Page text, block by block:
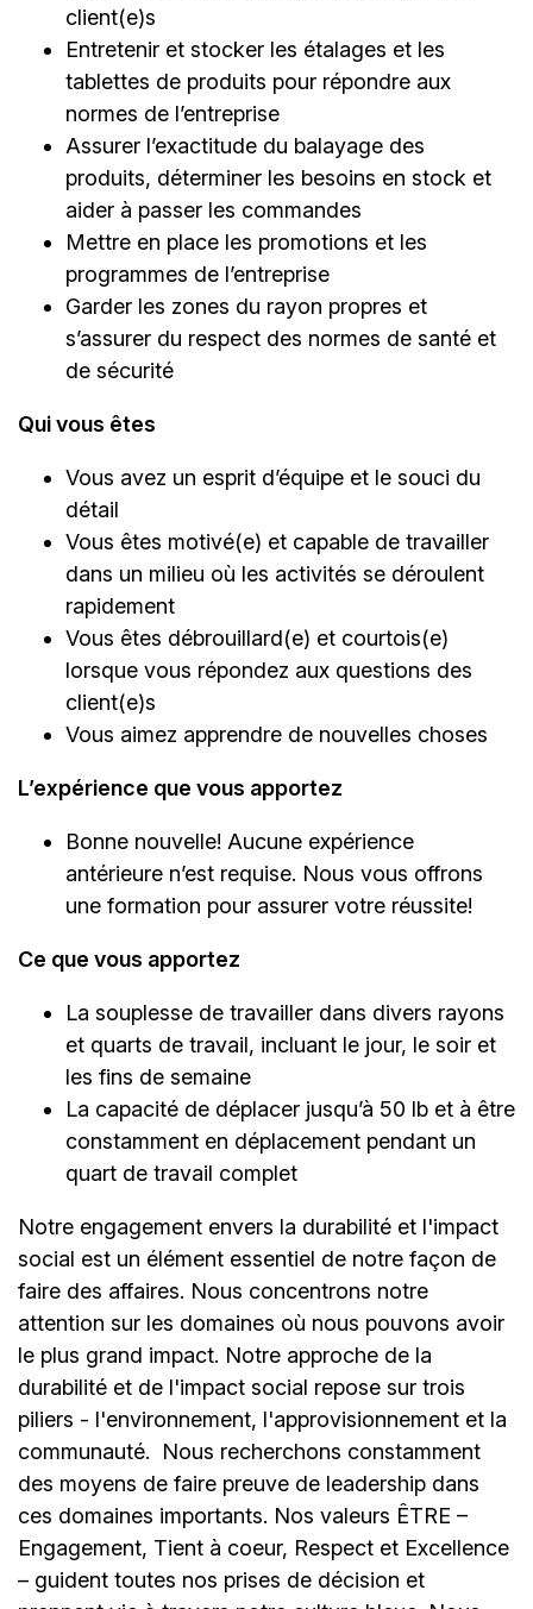
client(e)s
Entretenir et stocker les étalages et les
tablettes de produits pour répondre aux
normes de l’entreprise
Assurer l’exactitude du balayage des
produits, déterminer les besoins en stock et
aider à passer les commandes
Mettre en place les promotions et les
programmes de l’entreprise
Garder les zones du rayon propres et
s’assurer du respect des normes de santé et
de sécurité
Qui vous êtes
Vous avez un esprit d’équipe et le souci du
détail
Vous êtes motivé(e) et capable de travailler
dans un milieu où les activités se déroulent
rapidement
Vous êtes débrouillard(e) et courtois(e)
lorsque vous répondez aux questions des
client(e)s
Vous aimez apprendre de nouvelles choses
L’expérience que vous apportez
Bonne nouvelle! Aucune expérience
antérieure n’est requise. Nous vous offrons
une formation pour assurer votre réussite!
Ce que vous apportez
La souplesse de travailler dans divers rayons
et quarts de travail, incluant le jour, le soir et
les fins de semaine
La capacité de déplacer jusqu’à 50 lb et à être
constamment en déplacement pendant un
quart de travail complet
Notre engagement envers la durabilité et l'impact
social est un élément essentiel de notre façon de
faire des affaires. Nous concentrons notre
attention sur les domaines où nous pouvons avoir
le plus grand impact. Notre approche de la
durabilité et de l'impact social repose sur trois
piliers - l'environnement, l'approvisionnement et la
communauté.
Nous recherchons constamment
des moyens de faire preuve de leadership dans
ces domaines importants. Nos valeurs ÊTRE –
Engagement, Tient à coeur, Respect et Excellence
– guident toutes nos prises de décision et